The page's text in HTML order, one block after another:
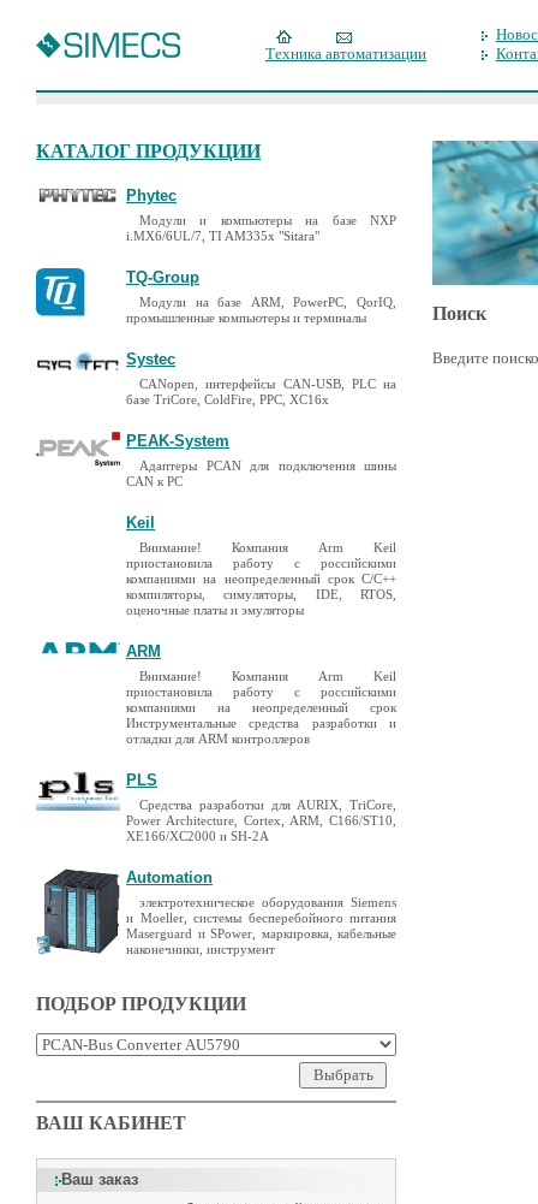
Техника автоматизации
КАТАЛОГ ПРОДУКЦИИ
Phytec
Модули и компьютеры на базе NXP
i.MX6/6UL/7, TI AM335x "Sitara"
TQ-Group
Модули на базе ARM, PowerPC, QorIQ,
промышленные компьютеры и терминалы
Systec
CANopen, интерфейсы CAN-USB, PLC на
базе TriCore, ColdFire, PPC, XC16x
PEAK-System
Адаптеры PCAN для подключения шины
CAN к PC
Keil
Внимание! Компания Arm Keil
приостановила работу с российскими
компаниями на неопределенный срок C/C++
компиляторы, симуляторы, IDE, RTOS,
оценочные платы и эмуляторы
ARM
Внимание! Компания Arm Keil
приостановила работу с российскими
компаниями на неопределенный срок
Инструментальные средства разработки и
отладки для ARM контроллеров
PLS
Средства разработки для AURIX, TriCore,
Power Architecture, Cortex, ARM, C166/ST10,
XE166/XC2000 и SH-2A
Automation
электротехническое оборудования Siemens
и Moeller, системы бесперебойного питания
Maserguard и SPower, маркировка, кабельные
наконечники, инструмент
ПОДБОР ПРОДУКЦИИ
ВАШ КАБИНЕТ
Ваш заказ
Поиск
Введите